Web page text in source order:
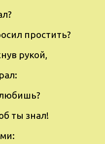
пpoстить?
pукой,
ты знал!